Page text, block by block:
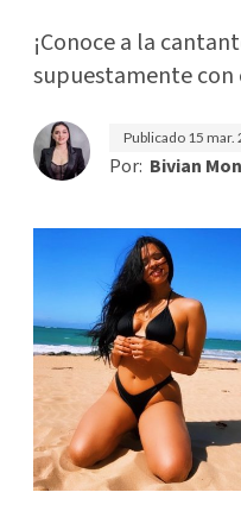
¡Conoce a la
supuestamente
Publicado 15 mar.
Por: Bivian